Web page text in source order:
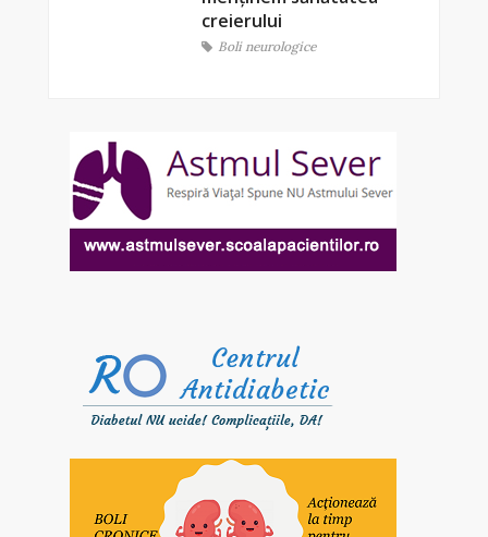
creierului
Boli neurologice